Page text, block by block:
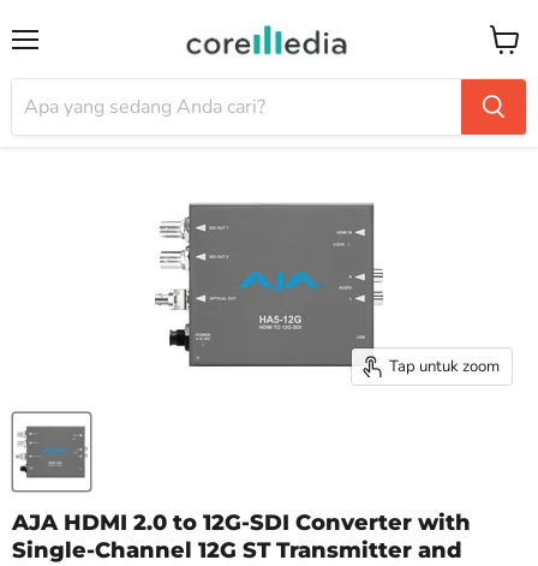
Tap untuk zoom
AJA HDMI 2.0 to 12G-SDI Converter with
Single-Channel 12G ST Transmitter and